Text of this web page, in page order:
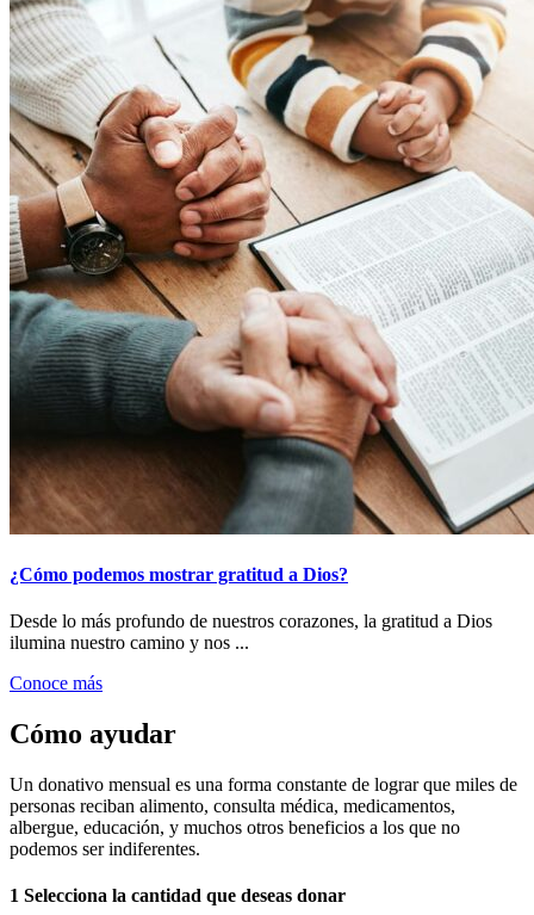
¿Cómo podemos mostrar gratitud a Dios?
Desde lo más profundo de nuestros corazones, la gratitud a Dios
ilumina nuestro camino y nos ...
Conoce más
Cómo ayudar
Un donativo mensual es una forma constante de lograr que miles de
personas reciban alimento, consulta médica, medicamentos,
albergue, educación, y muchos otros beneficios a los que no
podemos ser indiferentes.
1 Selecciona la cantidad que deseas donar